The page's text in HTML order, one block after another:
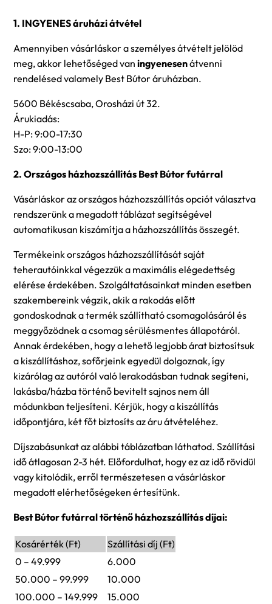
1. INGYENES áruházi átvétel
Amennyiben vásárláskor a személyes átvételt jelölöd
meg, akkor lehetőséged van ingyenesenátvenni
rendelésed valamely Best Bútor áruházban.
5600 Békéscsaba, Orosházi út 32.
Árukiadás:
H-P: 9:00-17:30
Szo: 9:00-13:00
2. Országos házhozszállítás Best Bútor futárral
Vásárláskor az országos házhozszállítás opciót választva
rendszerünk a megadott táblázat segítségével
automatikusan kiszámítja a házhozszállítás összegét.
Termékeink országos házhozszállítását saját
teherautóinkkal végezzük a maximális elégedettség
elérése érdekében. Szolgáltatásainkat minden esetben
szakembereink végzik, akik a rakodás előtt
gondoskodnak a termék szállítható csomagolásáról és
meggyőzödnek a csomag sérülésmentes állapotáról.
Annak érdekében, hogy a lehető legjobb árat biztosítsuk
a kiszállításhoz, sofőrjeink egyedül dolgoznak, így
kizárólag az autóról való lerakodásban tudnak segíteni,
lakásba/házba történő bevitelt sajnos nem áll
módunkban teljesíteni. Kérjük, hogy a kiszállítás
időpontjára, két főt biztosíts az áru átvételéhez.
Díjszabásunkat az alábbi táblázatban láthatod. Szállítási
idő átlagosan 2-3 hét. Előfordulhat, hogy ez az idő rövidül
vagy kitolódik, erről természetesen a vásárláskor
megadott elérhetőségeken értesítünk.
Best Bútor futárral történő házhozszállítás díjai:
Kosárérték (Ft)
Szállítási díj (Ft)
0 – 49.999
6.000
50.000 – 99.999
10.000
100.000 – 149.999
15.000